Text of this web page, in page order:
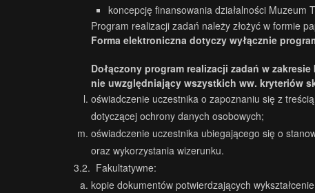
koncepcję finansowania działalności Muzeum
Program realizacji zadań należy złożyć w formie
Forma elektroniczna dotyczy wyłącznie
Dołączony program realizacji zadań w
nie uwzględniający wszystkich ww. kryteriów
oświadczenie uczestnika o zapoznaniu się z
dotyczącej ochrony danych osobowych;
oświadczenie uczestnika ubiegającego się o
oraz wykorzystania wizerunku.
3.2. Fakultatywne:
kopie dokumentów potwierdzających